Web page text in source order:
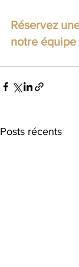
Réservez
notre équipe
Posts récents